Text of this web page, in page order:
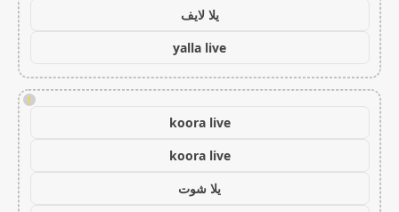
يلا لايف
yalla live
!
koora live
koora live
يلا شوت